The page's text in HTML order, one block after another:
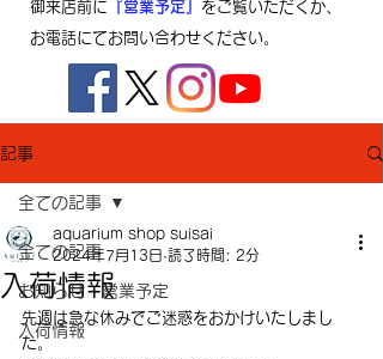
御来店前に 『営業予定』 をご覧いただくか、
お電話にてお問い合わせください。
記事
全ての記事
お知らせ・営業予定
入荷情報
全ての記事
入荷情報
aquarium shop suisai
2024年7月13日 読了時間: 2分
先週は急な休みでご迷惑をおかけいたしまし
た。